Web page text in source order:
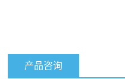
产品咨询